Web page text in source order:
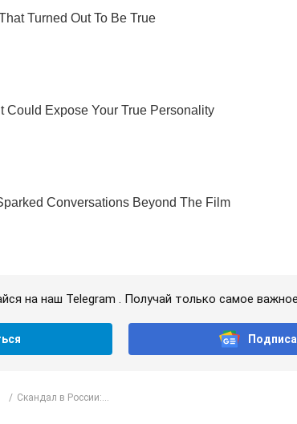
на наш Telegram . Получай только самое
Скандал в России:...